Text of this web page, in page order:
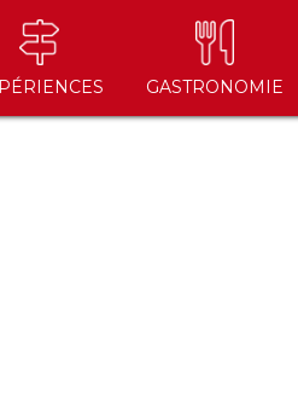
GASTRONOMIE